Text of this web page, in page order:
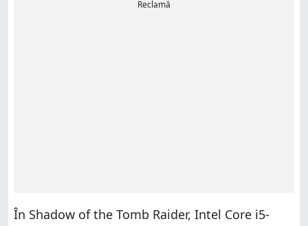
Reclamă
În Shadow of the Tomb Raider, Intel Core i5-